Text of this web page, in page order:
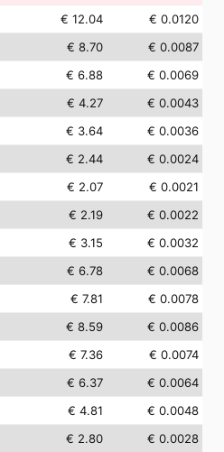
€ 12.04
€ 0.0120
€ 8.70
€ 0.0087
€ 6.88
€ 0.0069
€ 4.27
€ 0.0043
€ 3.64
€ 0.0036
€ 2.44
€ 0.0024
€ 2.07
€ 0.0021
€ 2.19
€ 0.0022
€ 3.15
€ 0.0032
€ 6.78
€ 0.0068
€ 7.81
€ 0.0078
€ 8.59
€ 0.0086
€ 7.36
€ 0.0074
€ 6.37
€ 0.0064
€ 4.81
€ 0.0048
€ 2.80
€ 0.0028